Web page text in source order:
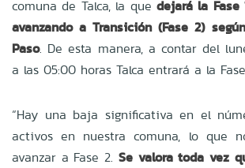
comuna de Talca, la que dejará la Fase
avanzando a Transición (Fase 2)
Paso. De esta manera, a contar del
a las 05:00 horas Talca entrará a la
“Hay una baja significativa en el
activos en nuestra comuna, lo que
avanzar a Fase 2. Se valora toda vez